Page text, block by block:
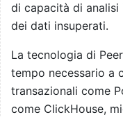
di capacità di
dei dati insuperati.
La tecnologia di
tempo necessario a
transazionali come
come ClickHouse,